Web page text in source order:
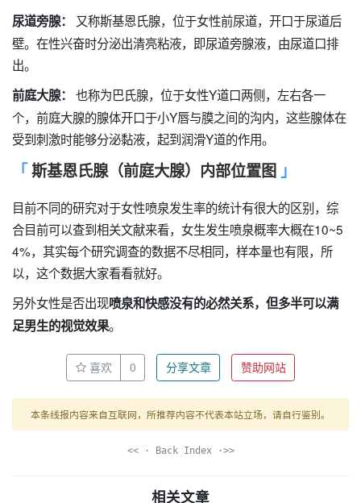
尿道旁腺：
又称斯基恩氏腺，位于女性前尿道，开口于尿道后
壁。在性兴奋时分泌出清亮粘液，即尿道旁腺液，由尿道口排
出。
前庭大腺： 也称为巴氏腺，位于女性Y道口两侧，左右各一
个，前庭大腺的腺体开口于小Y唇与膜之间的沟内，这些腺体在
受到刺激时能够分泌黏液，起到润滑Y道的作用。
斯基恩氏腺（前庭大腺）内部位置图
目前不同的研究对于女性喷泉发生率的统计有很大的区别，综
合目前可以查到相关文献来看，女生发生喷泉概率大概在10~5
4%，其实每个研究调查的数据不尽相同，样本量也有限，所
以，这个数据大家看看就好。
另外女性是否出现喷泉和快感没有的必然关系，但多半可以满
足男生的视觉效果。
喜欢 0 分享文章 赞助网站
本条线报内容来自互联网，所推荐内容不代表本站立场，请自行鉴别。
<< · Back Index ·>>
相关文章